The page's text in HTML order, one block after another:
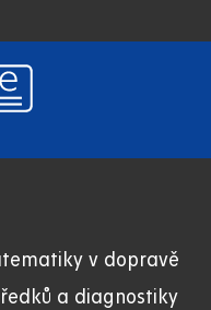
v dopravě
a diagnostiky